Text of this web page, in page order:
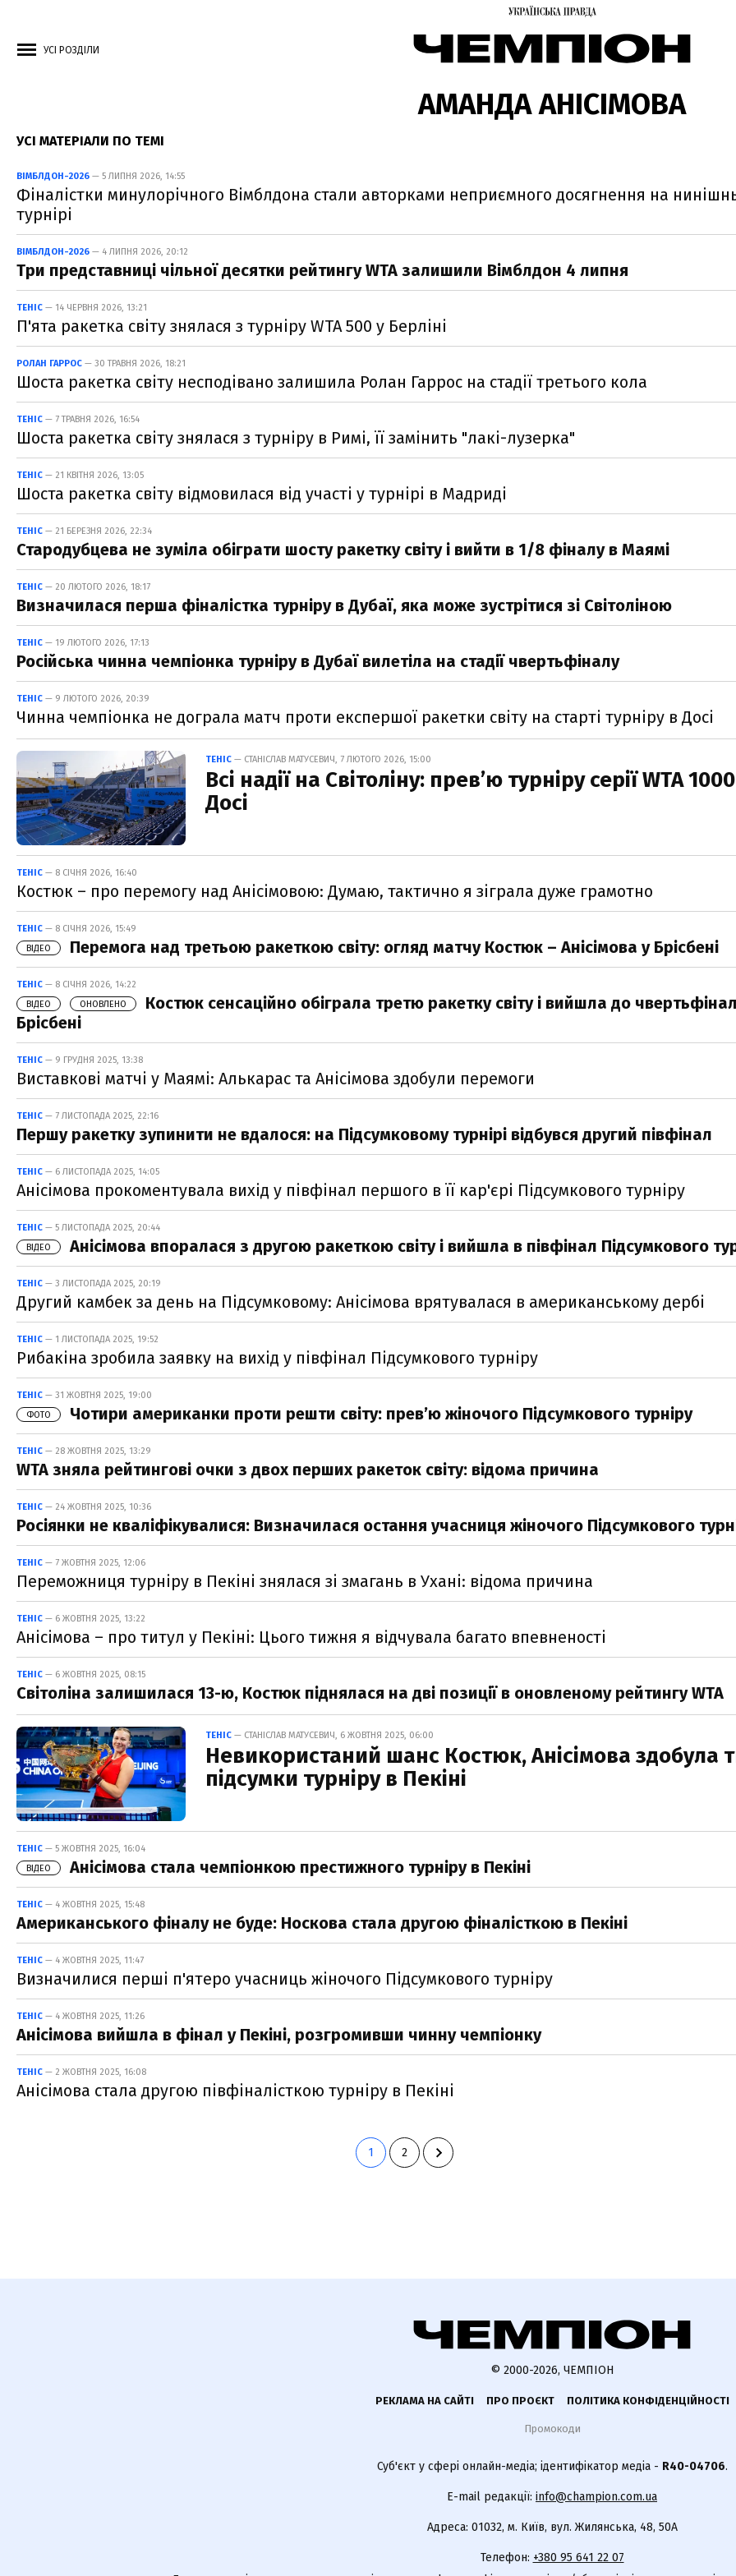
УСІ РОЗДІЛИ
АМАНДА АНІСІМОВА
УСІ МАТЕРІАЛИ ПО ТЕМІ
ВІМБЛДОН-2026 — 5 ЛИПНЯ 2026, 14:55
Фіналістки минулорічного Вімблдона стали авторками неприємного досягнення на
турнірі
ВІМБЛДОН-2026 — 4 ЛИПНЯ 2026, 20:12
Три представниці чільної десятки рейтингу WTA залишили Вімблдон 4 липня
ТЕНІС — 14 ЧЕРВНЯ 2026, 13:21
П'ята ракетка світу знялася з турніру WTA 500 у Берліні
РОЛАН ГАРРОС — 30 ТРАВНЯ 2026, 18:21
Шоста ракетка світу несподівано залишила Ролан Гаррос на стадії третього кола
ТЕНІС — 7 ТРАВНЯ 2026, 16:54
Шоста ракетка світу знялася з турніру в Римі, її замінить "лакі-лузерка"
ТЕНІС — 21 КВІТНЯ 2026, 13:05
Шоста ракетка світу відмовилася від участі у турнірі в Мадриді
ТЕНІС — 21 БЕРЕЗНЯ 2026, 22:34
Стародубцева не зуміла обіграти шосту ракетку світу і вийти в 1/8 фіналу в Маямі
ТЕНІС — 20 ЛЮТОГО 2026, 18:17
Визначилася перша фіналістка турніру в Дубаї, яка може зустрітися зі Світоліною
ТЕНІС — 19 ЛЮТОГО 2026, 17:13
Російська чинна чемпіонка турніру в Дубаї вилетіла на стадії чвертьфіналу
ТЕНІС — 9 ЛЮТОГО 2026, 20:39
Чинна чемпіонка не дограла матч проти експершої ракетки світу на старті турніру в Досі
ТЕНІС — СТАНІСЛАВ МАТУСЕВИЧ, 7 ЛЮТОГО 2026, 15:00
Всі надії на Світоліну: прев’ю турніру серії WTA
Досі
ТЕНІС — 8 СІЧНЯ 2026, 16:40
Костюк – про перемогу над Анісімовою: Думаю, тактично я зіграла дуже грамотно
ТЕНІС — 8 СІЧНЯ 2026, 15:49
ВІДЕО
Перемога над третьою ракеткою світу: огляд матчу Костюк – Анісімова у Брісбені
ТЕНІС — 8 СІЧНЯ 2026, 14:22
ВІДЕО
ОНОВЛЕНО
Костюк сенсаційно обіграла третю ракетку світу і вийшла до
Брісбені
ТЕНІС — 9 ГРУДНЯ 2025, 13:38
Виставкові матчі у Маямі: Алькарас та Анісімова здобули перемоги
ТЕНІС — 7 ЛИСТОПАДА 2025, 22:16
Першу ракетку зупинити не вдалося: на Підсумковому турнірі відбувся другий півфінал
ТЕНІС — 6 ЛИСТОПАДА 2025, 14:05
Анісімова прокоментувала вихід у півфінал першого в її кар'єрі Підсумкового турніру
ТЕНІС — 5 ЛИСТОПАДА 2025, 20:44
ВІДЕО
Анісімова впоралася з другою ракеткою світу і вийшла в півфінал Підсумкового
ТЕНІС — 3 ЛИСТОПАДА 2025, 20:19
Другий камбек за день на Підсумковому: Анісімова врятувалася в американському дербі
ТЕНІС — 1 ЛИСТОПАДА 2025, 19:52
Рибакіна зробила заявку на вихід у півфінал Підсумкового турніру
ТЕНІС — 31 ЖОВТНЯ 2025, 19:00
ФОТО
Чотири американки проти решти світу: прев’ю жіночого Підсумкового турніру
ТЕНІС — 28 ЖОВТНЯ 2025, 13:29
WTA зняла рейтингові очки з двох перших ракеток світу: відома причина
ТЕНІС — 24 ЖОВТНЯ 2025, 10:36
Росіянки не кваліфікувалися: Визначилася остання учасниця жіночого Підсумкового
ТЕНІС — 7 ЖОВТНЯ 2025, 12:06
Переможниця турніру в Пекіні знялася зі змагань в Ухані: відома причина
ТЕНІС — 6 ЖОВТНЯ 2025, 13:22
Анісімова – про титул у Пекіні: Цього тижня я відчувала багато впевненості
ТЕНІС — 6 ЖОВТНЯ 2025, 08:15
Світоліна залишилася 13-ю, Костюк піднялася на дві позиції в оновленому рейтингу WTA
ТЕНІС — СТАНІСЛАВ МАТУСЕВИЧ, 6 ЖОВТНЯ 2025, 06:00
Невикористаний шанс Костюк, Анісімова здобула
підсумки турніру в Пекіні
ТЕНІС — 5 ЖОВТНЯ 2025, 16:04
ВІДЕО
Анісімова стала чемпіонкою престижного турніру в Пекіні
ТЕНІС — 4 ЖОВТНЯ 2025, 15:48
Американського фіналу не буде: Носкова стала другою фіналісткою в Пекіні
ТЕНІС — 4 ЖОВТНЯ 2025, 11:47
Визначилися перші п'ятеро учасниць жіночого Підсумкового турніру
ТЕНІС — 4 ЖОВТНЯ 2025, 11:26
Анісімова вийшла в фінал у Пекіні, розгромивши чинну чемпіонку
ТЕНІС — 2 ЖОВТНЯ 2025, 16:08
Анісімова стала другою півфіналісткою турніру в Пекіні
1 2
© 2000-2026, ЧЕМПІОН
РЕКЛАМА НА САЙТІ ПРО ПРОЄКТ ПОЛІТИКА КОНФІДЕНЦІЙНОСТІ
Промокоди
Суб'єкт у сфері онлайн-медіа; ідентифікатор медіа - R40-04706.
E-mail редакції: info@champion.com.ua
Адреса: 01032, м. Київ, вул. Жилянська, 48, 50А
Телефон: +380 95 641 22 07